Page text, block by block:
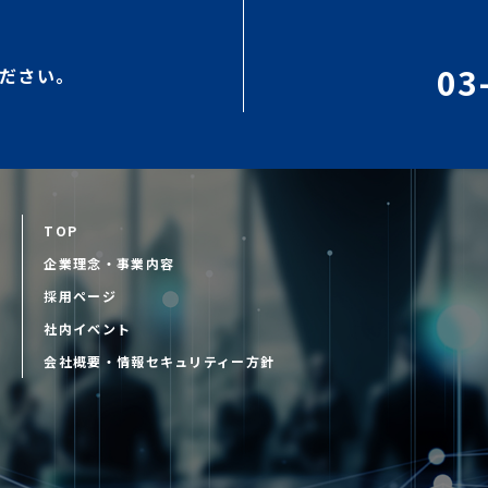
さい。
TOP
企業理念・事業内容
採用ページ
社内イベント
会社概要・情報セキュリティー方針